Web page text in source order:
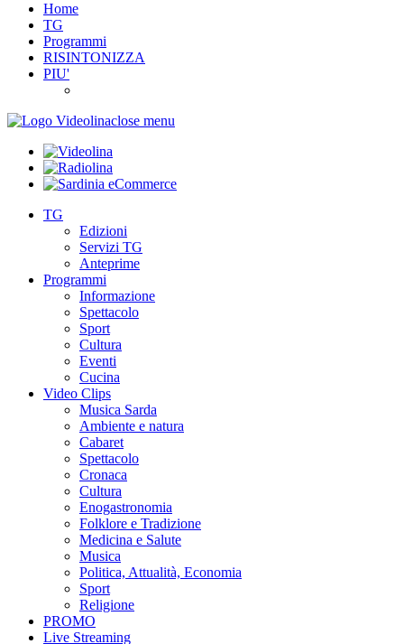
Home
TG
Programmi
RISINTONIZZA
PIU'
close menu
TG
Edizioni
Servizi TG
Anteprime
Programmi
Informazione
Spettacolo
Sport
Cultura
Eventi
Cucina
Video Clips
Musica Sarda
Ambiente e natura
Cabaret
Spettacolo
Cronaca
Cultura
Enogastronomia
Folklore e Tradizione
Medicina e Salute
Musica
Politica, Attualità, Economia
Sport
Religione
PROMO
Live Streaming